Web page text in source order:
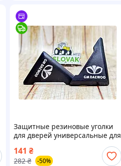
Защитные резиновые уголки
для дверей универсальные для
автомобилей Daewoo и других
марок авто
141 ₴
282 ₴ -50%